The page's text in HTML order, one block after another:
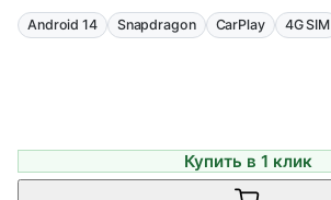
Android 14 Snapdragon CarPlay 4G SIM
Купить в 1 клик